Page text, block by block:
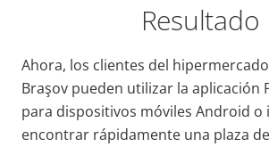
Resultado
Ahora, los clientes del
Braşov pueden utilizar la aplicación
para dispositivos móviles Android o
encontrar rápidamente una plaza